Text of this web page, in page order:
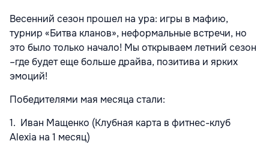
Весенний сезон прошел на ура: игры в мафию,
турнир «Битва кланов», неформальные встречи, но
это было только начало! Мы открываем летний сезон
–где будет еще больше драйва, позитива и ярких
эмоций!
Победителями мая месяца стали:
1. Иван Мащенко (Клубная карта в фитнес-клуб
Alexia на 1 месяц)